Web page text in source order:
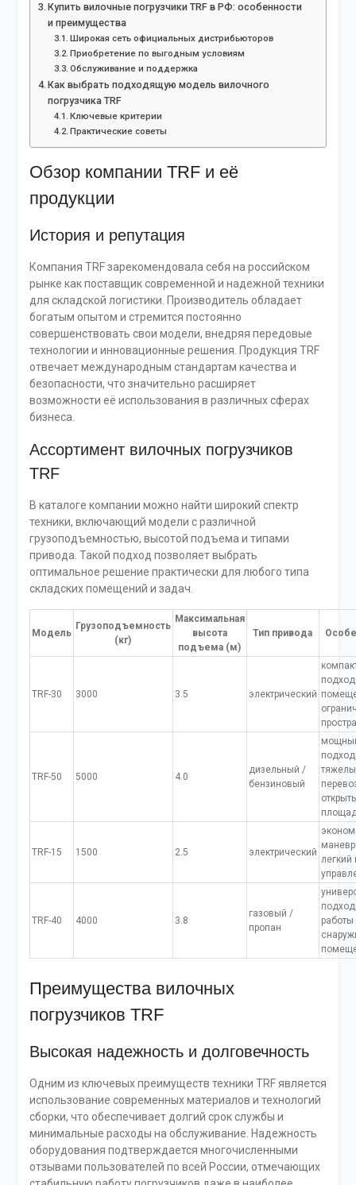
Купить вилочные погрузчики TRF в РФ: особенности
и преимущества
Широкая сеть официальных дистрибьюторов
Приобретение по выгодным условиям
Обслуживание и поддержка
Как выбрать подходящую модель вилочного
погрузчика TRF
Ключевые критерии
Практические советы
Обзор компании TRF и её
продукции
История и репутация
Компания TRF зарекомендовала себя на российском
рынке как поставщик современной и надежной техники
для складской логистики. Производитель обладает
богатым опытом и стремится постоянно
совершенствовать свои модели, внедряя передовые
технологии и инновационные решения. Продукция TRF
отвечает международным стандартам качества и
безопасности, что значительно расширяет
возможности её использования в различных сферах
бизнеса.
Ассортимент вилочных погрузчиков
TRF
В каталоге компании можно найти широкий спектр
техники, включающий модели с различной
грузоподъемностью, высотой подъема и типами
привода. Такой подход позволяет выбрать
оптимальное решение практически для любого типа
складских помещений и задач.
Модель
Грузоподъемность
(кг)
Максимальная
высота
подъема (м)
Тип привода
TRF-30 3000 3.5 электрический
TRF-50 5000 4.0
дизельный /
бензиновый
TRF-15 1500 2.5 электрический
легкий
TRF-40 4000 3.8
газовый /
пропан
работы
Преимущества вилочных
погрузчиков TRF
Высокая надежность и долговечность
Одним из ключевых преимуществ техники TRF является
использование современных материалов и технологий
сборки, что обеспечивает долгий срок службы и
минимальные расходы на обслуживание. Надежность
оборудования подтверждается многочисленными
отзывами пользователей по всей России, отмечающих